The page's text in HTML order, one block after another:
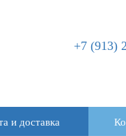
+7 (913)
и доставка